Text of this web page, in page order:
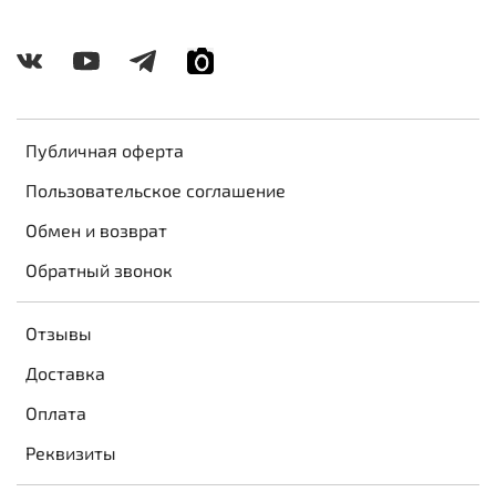
Публичная оферта
Пользовательское соглашение
Обмен и возврат
Обратный звонок
Отзывы
Доставка
Оплата
Реквизиты